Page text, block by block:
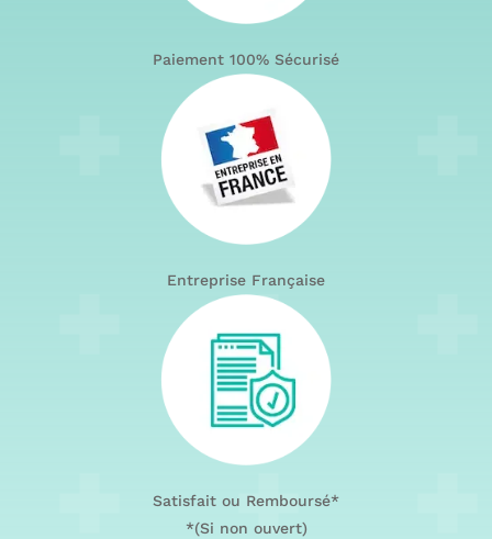
Paiement 100% Sécurisé
Entreprise Française
Satisfait ou Remboursé*
*(Si non ouvert)